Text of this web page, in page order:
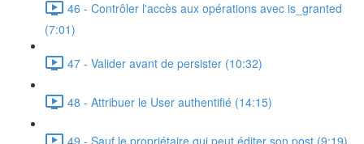
46 - Contrôler l'accès aux opérations avec is_granted
(7:01)
47 - Valider avant de persister (10:32)
48 - Attribuer le User authentifié (14:15)
49 - Sauf le propriétaire qui peut éditer son post (9:19)